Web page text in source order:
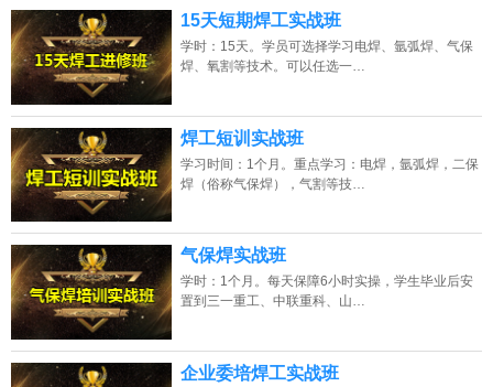
点击免费咨询电话：13807313137
15天短期焊工实战班
学时：15天。学员可选择学习电焊、氩弧焊、气保
焊、氧割等技术。可以任选一…
焊工短训实战班
学习时间：1个月。重点学习：电焊，氩弧焊，二保
焊（俗称气保焊），气割等技…
气保焊实战班
学时：1个月。每天保障6小时实操，学生毕业后安
置到三一重工、中联重科、山…
企业委培焊工实战班